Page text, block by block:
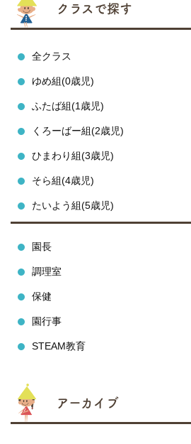
クラスで探す
全クラス
ゆめ組(0歳児)
ふたば組(1歳児)
くろーばー組(2歳児)
ひまわり組(3歳児)
そら組(4歳児)
たいよう組(5歳児)
園長
調理室
保健
園行事
STEAM教育
アーカイブ